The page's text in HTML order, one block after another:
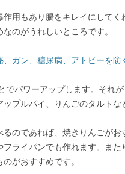
用もあり腸をキレイにして
のがうれしいところです。
ガン、糖尿病、アトピーを防
でパワーアップします。それ
プルパイ、りんごのタルトな
のであれば、焼きりんごが
ライパンでも作れます。ま
がおすすめです。